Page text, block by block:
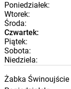
Poniedziałek:
Wtorek:
Środa:
Czwartek:
Piątek:
Sobota:
Niedziela:
Żabka Świnoujście